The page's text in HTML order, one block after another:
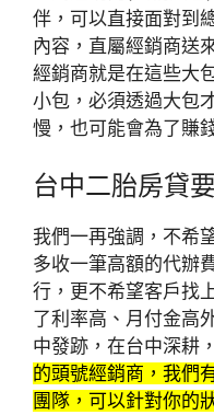
伴，可以直接面對到
內容，直屬經銷商送
經銷商就是在這些大
小包，必須透過大包
慢，也可能會為了賺
台中二胎房貸
我們一再強調，不希
多收一筆高額的代辦
行，更不希望客戶找
了利率高、月付金高
中發跡，在台中深耕，
的頭號經銷商，我們
團隊，可以針對你的